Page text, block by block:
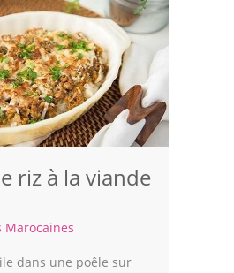
riz à la viande
Marocaines
dans une poêle sur